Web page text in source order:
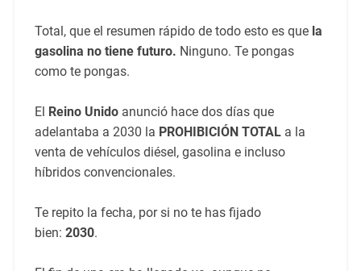
Total, que el resumen rápido de todo esto es quela
gasolina no tiene futuro. Ninguno. Te pongas
como te pongas.
El Reino Unidoanunció hace dos días que
adelantaba a 2030 la PROHIBICIÓN TOTALa la
venta de vehículos diésel, gasolina e incluso
híbridos convencionales.
Te repito la fecha, por si no te has fijado
bien: 2030.